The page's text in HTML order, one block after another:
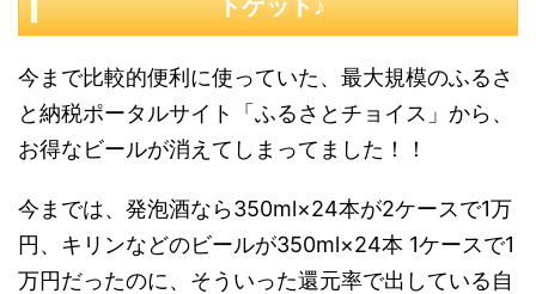
トゲット♪
今まで比較的便利に使っていた、最大規模のふるさ
と納税ポータルサイト「ふるさとチョイス」から、
お得なビールが消えてしまってました！！
今までは、発泡酒なら350ml×24本が2ケースで1万
円、キリンなどのビールが350ml×24本 1ケースで1
万円だったのに、そういった還元率で出している自